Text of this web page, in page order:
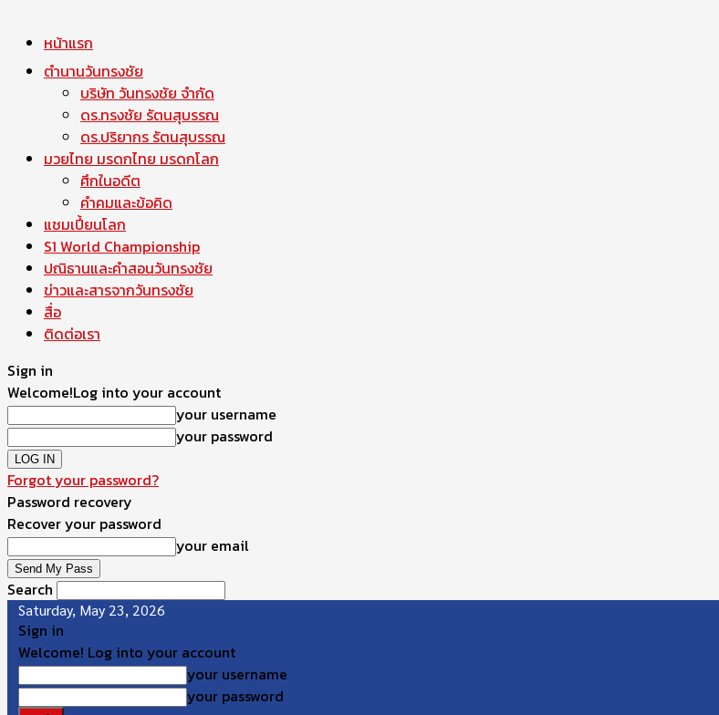
หน้าแรก
ตำนานวันทรงชัย
บริษัท วันทรงชัย จำกัด
ดร.ทรงชัย รัตนสุบรรณ
ดร.ปริยากร รัตนสุบรรณ
มวยไทย มรดกไทย มรดกโลก
ศึกในอดีต
คำคมและข้อคิด
แชมเปี้ยนโลก
S1 World Championship
ปณิธานและคำสอนวันทรงชัย
ข่าวและสารจากวันทรงชัย
สื่อ
ติดต่อเรา
Sign in
Welcome!Log into your account
your username
your password
Forgot your password?
Password recovery
Recover your password
your email
Search
Saturday, May 23, 2026
Sign in
Welcome! Log into your account
your username
your password